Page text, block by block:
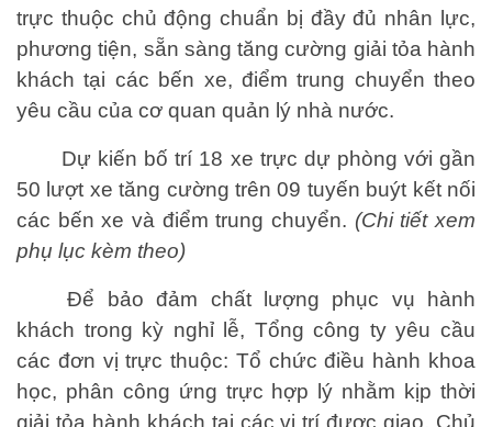
trực thuộc chủ động chuẩn bị đầy đủ nhân lực,
phương tiện, sẵn sàng tăng cường giải tỏa hành
khách tại các bến xe, điểm trung chuyển theo
yêu cầu của cơ quan quản lý nhà nước.
Dự kiến bố trí 18 xe trực dự phòng với gần
50 lượt xe tăng cường trên 09 tuyến buýt kết nối
các bến xe và điểm trung chuyển. (Chi tiết xem
phụ lục kèm theo)
Để bảo đảm chất lượng phục vụ hành
khách trong kỳ nghỉ lễ, Tổng công ty yêu cầu
các đơn vị trực thuộc: Tổ chức điều hành khoa
học, phân công ứng trực hợp lý nhằm kịp thời
giải tỏa hành khách tại các vị trí được giao. Chủ